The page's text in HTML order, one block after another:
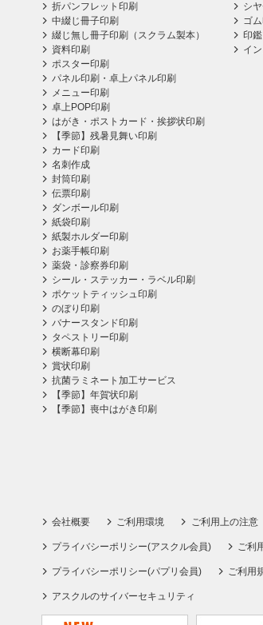
折パンフレット印刷
中綴じ冊子印刷
綴じ無し冊子印刷（スクラム製本）
資料印刷
ポスター印刷
パネル印刷・卓上パネル印刷
メニュー印刷
卓上POP印刷
はがき・ポストカード・挨拶状印刷
【季節】残暑見舞い印刷
カード印刷
名刺作成
封筒印刷
伝票印刷
ダンボール印刷
紙袋印刷
紙製ホルダー印刷
お薬手帳印刷
薬袋・診察券印刷
シール・ステッカー・ラベル印刷
ポケットティッシュ印刷
のぼり印刷
バナースタンド印刷
タペストリー印刷
横断幕印刷
賞状印刷
抗菌ラミネート加工サービス
【季節】年賀状印刷
【季節】喪中はがき印刷
シ
ゴ
印
イ
会社概要 ご利用環境 ご利用上の注意
プライバシーポリシー(アスクル会員) ご利
プライバシーポリシー(パプリ会員) ご利用
アスクルのサイバーセキュリティ